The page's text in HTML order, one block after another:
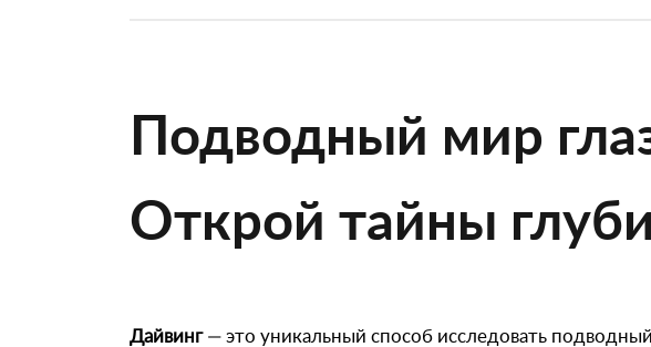
Подводный мир
Открой тайны
Дайвинг — это уникальный способ исследовать